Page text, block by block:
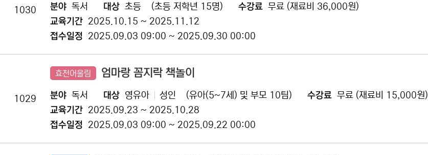
1030 분야 독서 대상 초등 (초등 저학년 15명) 수강료 무료 (재료비 36,000원)
교육기간 2025.10.15 ~ 2025.11.12
접수일정 2025.09.03 09:00 ~ 2025.09.30 00:00
1029
효천어울림 엄마랑 꼼지락 책놀이
분야 독서 대상 영유아 성인 (유아(5~7세) 및 부모 10팀) 수강료 무료 (재료비 15,000원)
교육기간 2025.09.23 ~ 2025.10.28
접수일정 2025.09.03 09:00 ~ 2025.09.22 00:00